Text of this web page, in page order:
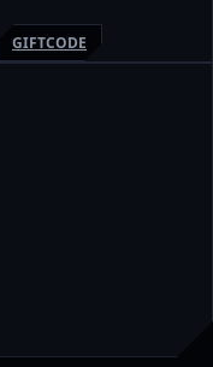
GIFTCODE